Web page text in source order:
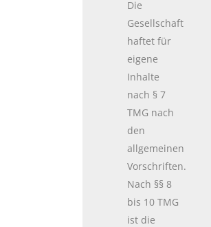
Die
Gesellschaft
haftet für
eigene
Inhalte
nach § 7
TMG nach
den
allgemeinen
Vorschriften.
Nach §§ 8
bis 10 TMG
ist die